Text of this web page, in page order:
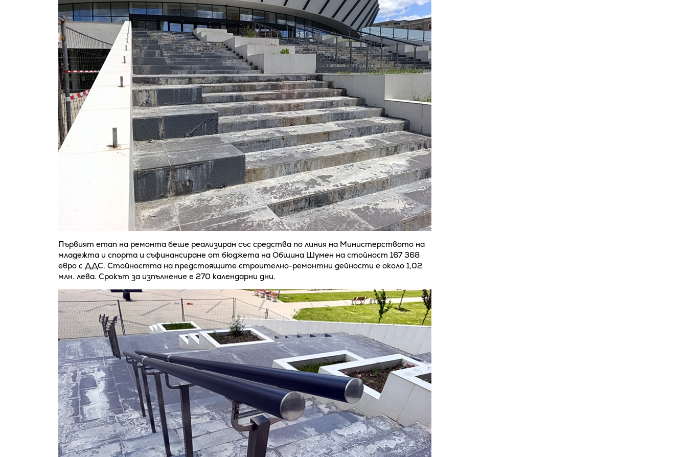
Първият етап на ремонта беше реализиран със средства по линия на Министерството на
младежта и спорта и съфинансиране от бюджета на Община Шумен на стойност 167 368
евро с ДДС. Стойността на предстоящите строително-ремонтни дейности е около 1,02
млн. лева. Срокът за изпълнение е 270 календарни дни.